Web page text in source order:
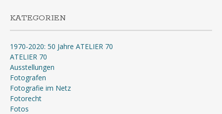
KATEGORIEN
1970-2020: 50 Jahre ATELIER 70
ATELIER 70
Ausstellungen
Fotografen
Fotografie im Netz
Fotorecht
Fotos